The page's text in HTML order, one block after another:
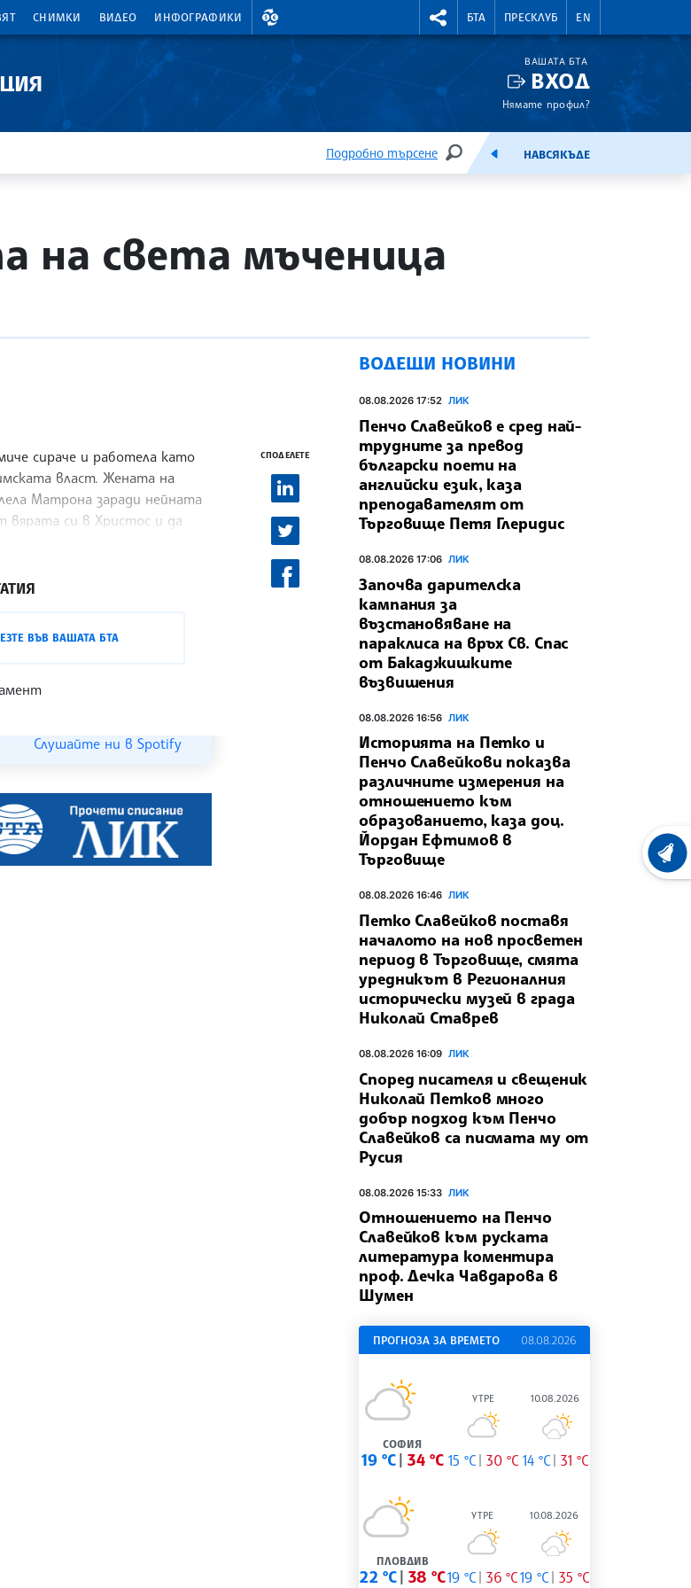
СНИМКИ ВИДЕО ИНФОГРАФИКИ
ВАЛУТНИ КУРСОВЕ RIGHTMENU.SOCIAL
БТА ПРЕСКЛУБ EN
ВАШАТА БТА
ВХОД
Нямате профил?
Подробно търсене
ТЪРСЕНЕЕМИСИЯНАВСЯКЪДЕ
на света мъченица
сираче и работела като
власт. Жената на
Матрона заради нейната
вярата си в Христос и да
ВЪВ ВАШАТА БТА
култура,
Слушайте ни в Spotify
СПОДЕЛЕТЕ
ВОДЕЩИ НОВИНИ
08.08.2026 17:52 ЛИК
Пенчо Славейков е сред най-
трудните за превод
български поети на
английски език, каза
преподавателят от
Търговище Петя Глеридис
08.08.2026 17:06 ЛИК
Започва дарителска
кампания за
възстановяване на
параклиса на връх Св. Спас
от Бакаджишките
възвишения
08.08.2026 16:56 ЛИК
Историята на Петко и
Пенчо Славейкови показва
различните измерения на
отношението към
образованието, каза доц.
Йордан Ефтимов в
Търговище
08.08.2026 16:46 ЛИК
Петко Славейков поставя
началото на нов просветен
период в Търговище, смята
уредникът в Регионалния
исторически музей в града
Николай Ставрев
08.08.2026 16:09 ЛИК
Според писателя и свещеник
Николай Петков много
добър подход към Пенчо
Славейков са писмата му от
Русия
08.08.2026 15:33 ЛИК
Отношението на Пенчо
Славейков към руската
литература коментира
проф. Дечка Чавдарова в
Шумен
ПРОГНОЗА ЗА ВРЕМЕТО 08.08.2026
СОФИЯ
19 °C 34 °C
УТРЕ
15 °C 30 °C
10.08.2026
14 °C 31 °C
ПЛОВДИВ
22 °C 38 °C
УТРЕ
19 °C 36 °C
10.08.2026
19 °C 35 °C